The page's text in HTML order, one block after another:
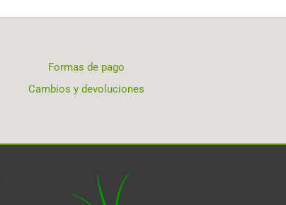
Formas de pago
Cambios y devoluciones